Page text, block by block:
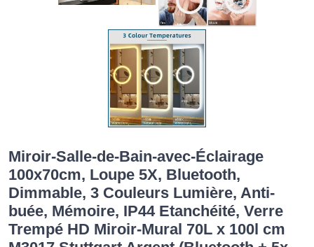
Miroir-Salle-de-Bain-avec-Éclairage
100x70cm, Loupe 5X, Bluetooth,
Dimmable, 3 Couleurs Lumière, Anti-
buée, Mémoire, IP44 Etanchéité, Verre
Trempé HD Miroir-Mural 70L x 100l cm